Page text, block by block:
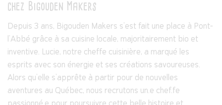
chez Bigouden Makers
Depuis 3 ans, Bigouden Makers s’est fait une place à Pont-
l’Abbé grâce à sa cuisine locale, majoritairement bio et
inventive. Lucie, notre cheffe cuisinière, a marqué les
esprits avec son énergie et ses créations savoureuses.
Alors qu’elle s’apprête à partir pour de nouvelles
aventures au Québec, nous recrutons un.e chef.fe